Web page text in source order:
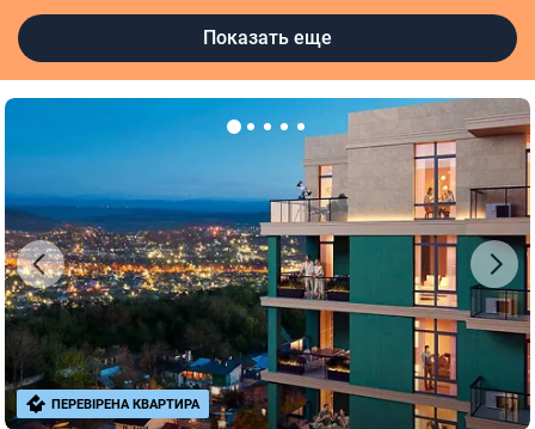
Риелторы в Ужгороде Оценка квартиры
Показать еще
ПЕРЕВІРЕНА КВАРТИРА